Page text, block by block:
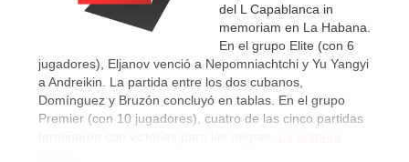
del L Capablanca in
memoriam en La Habana.
En el grupo Elite (con 6
jugadores), Eljanov venció a Nepomniachtchi y Yu Yangyi
a Andreikin. La partida entre los dos cubanos,
Domínguez y Bruzón concluyó en tablas. En el grupo
Premier (con 10 jugadores), cuatro de las cinco partidas